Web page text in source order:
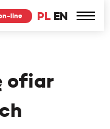
PL EN
line
ofiar